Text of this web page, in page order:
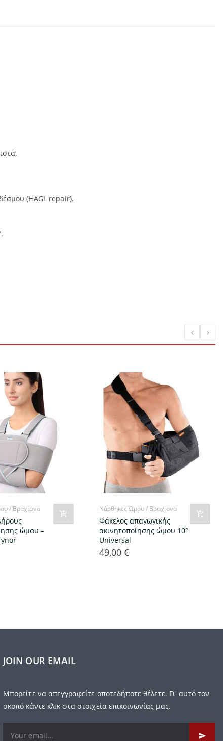
(HAGL repair).
/ Βραχίονα
ώμου –
Νάρθηκες Ώμου / Βραχίονα
Φάκελος απαγωγικής
ακινητοποίησης ώμου 10°
Universal
Τιμή
49,00 €
JOIN OUR EMAIL
Μπορείτε να απεγγραφείτε οποτεδήποτε θέλετε. Γι' αυτό τον
σκοπό κάντε κλικ στα στοιχεία επικοινωνίας μας.